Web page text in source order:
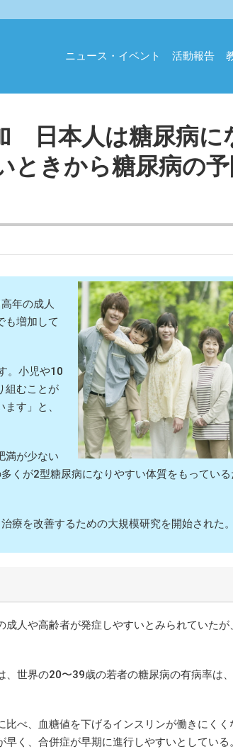
ニュース・イベント 活動報告
日本人は糖尿病に
きから糖尿病の
年の成人
も増加して
。小児や10
組むことが
す」と、
満が少ない
くが2型糖尿病になりやすい体質をもっている
を改善するための大規模研究を開始された。
人や高齢者が発症しやすいとみられていたが
世界の20〜39歳の若者の糖尿病の有病率は
べ、血糖値を下げるインスリンが働きにくく
く、合併症が早期に進行しやすいとしている。